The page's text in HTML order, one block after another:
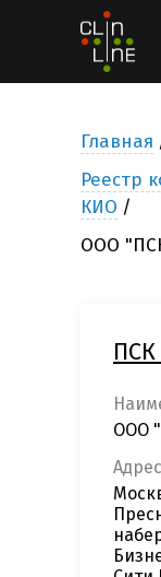
Главная
Реестр
КИО
ООО
ООО
Адрес